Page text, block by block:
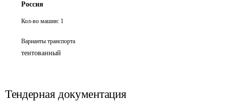
Россия
Кол-во машин: 1
Варианты транспорта
тентованный
Тендерная документация